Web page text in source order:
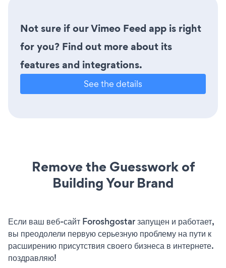
Not sure if our Vimeo Feed app is right
for you? Find out more about its
features and integrations.
See the details
Remove the Guesswork of
Building Your Brand
Если ваш веб-сайт Foroshgostar запущен и работает,
вы преодолели первую серьезную проблему на пути к
расширению присутствия своего бизнеса в интернете.
поздравляю!